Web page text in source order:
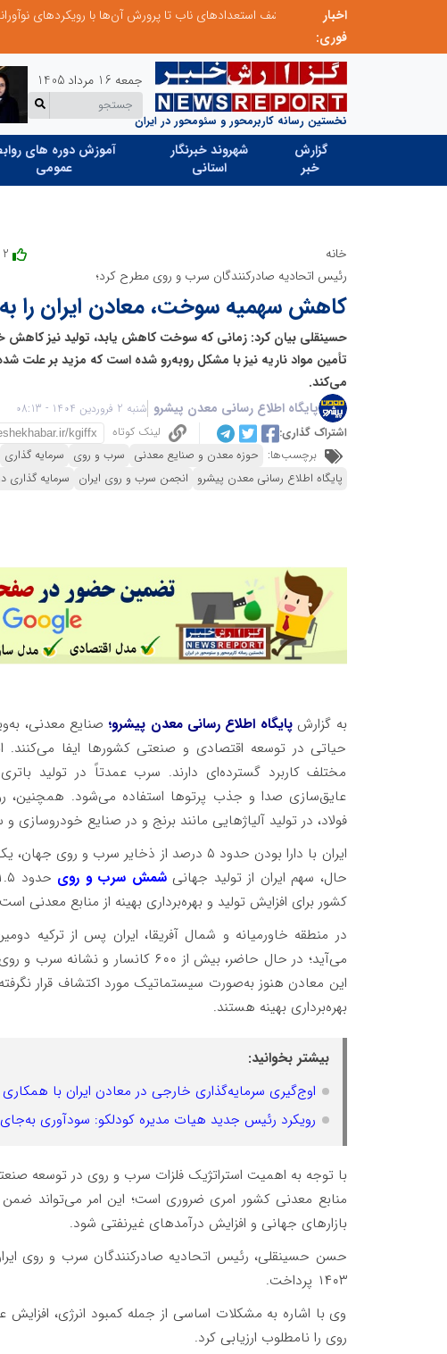
اخبار
فوری:
نخستین رسانه کاربرمحور و سئومحور در ایران
جمعه 16 مرداد 1405
گزارش
خبر
شهروند خبرنگار
استانی
آموزش دوره های
عمومی
خانه
رئیس اتحادیه صادرکنندگان سرب و روی مطرح کرد؛
کاهش سهمیه سوخت، معادن ایران را
حسینقلی بیان کرد: زمانی که سوخت کاهش یابد، تولید نیز کاهش
تأمین مواد ناریه نیز با مشکل روبه‌رو شده است که مزید بر علت
می‌کند.
پایگاه اطلاع رسانی معدن پیشرو شنبه 2 فروردین 1404 - 08:13
اشتراک گذاری:
لینک کوتاه
برچسب‌ها: حوزه معدن و صنایع معدنی سرب و روی سرمایه گذاری
پایگاه اطلاع رسانی معدن پیشرو انجمن سرب و روی ایران سرمایه گذاری
به گزارش پایگاه اطلاع رسانی معدن پیشرو؛ صنایع معدنی،
حیاتی در توسعه اقتصادی و صنعتی کشورها ایفا می‌کنند.
مختلف کاربرد گسترده‌ای دارند. سرب عمدتاً در تولید
عایق‌سازی صدا و جذب پرتوها استفاده می‌شود. همچنین،
فولاد، در تولید آلیاژهایی مانند برنج و در صنایع خودروسازی
ایران با دارا بودن حدود ۵ درصد از ذخایر
حال، سهم ایران از تولید جهانیشمش سرب و روی
کشور برای افزایش تولید و بهره‌برداری بهینه از منابع معدنی
در منطقه خاورمیانه و شمال آفریقا، ایران پس از ترکیه
می‌آید؛ در حال حاضر، بیش از ۶۰۰
این معادن هنوز به‌صورت سیستماتیک مورد اکتشاف قرار
بهره‌برداری بهینه هستند.
بیشتر بخوانید:
اوج‌گیری سرمایه‌گذاری خارجی در معادن ایران با همکاری
رویکرد رئیس جدید هیات مدیره کودلکو: سودآوری
با توجه به اهمیت استراتژیک فلزات سرب و روی در توسعه
منابع معدنی کشور امری ضروری است؛ این امر می‌تواند ضمن
بازارهای جهانی و افزایش درآمدهای غیرنفتی شود.​
حسن حسینقلی، رئیس اتحادیه صادرکنندگان سرب و روی
۱۴۰۳ پرداخت.
وی با اشاره به مشکلات اساسی از جمله کمبود انرژی،
روی را نامطلوب ارزیابی کرد.